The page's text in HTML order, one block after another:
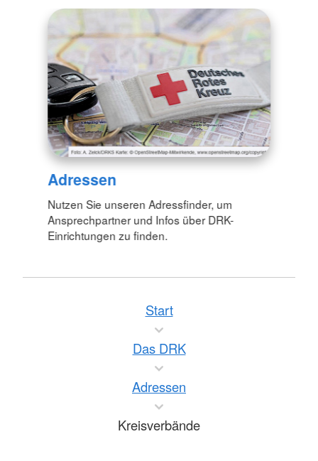
Adressen
Nutzen Sie unseren Adressfinder, um
Ansprechpartner und Infos über DRK-
Einrichtungen zu finden.
Start
Das DRK
Adressen
Kreisverbände